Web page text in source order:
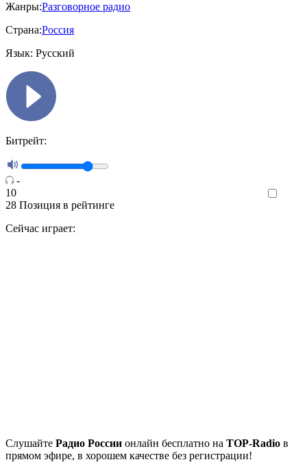
Жанры:Разговорное радио
Страна:Россия
Язык: Русский
Битрейт:
-
10
28 Позиция в рейтинге
Сейчас играет:
Cлушайте Радио России онлайн бесплатно на TOP-Radio в
прямом эфире, в хорошем качестве без регистрации!